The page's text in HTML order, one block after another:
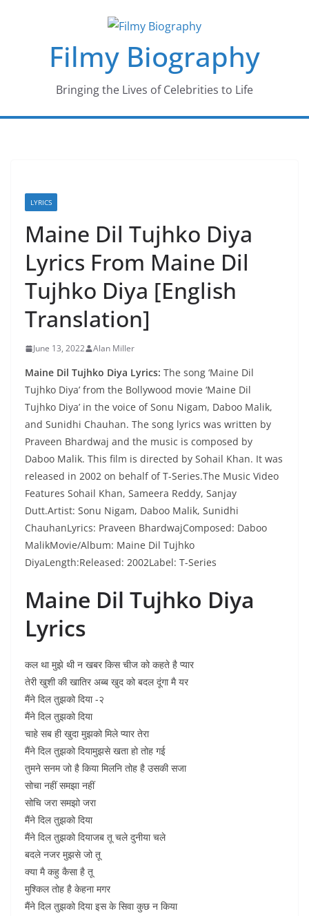
Filmy Biography
Bringing the Lives of Celebrities to Life
LYRICS
Maine Dil Tujhko Diya
Lyrics From Maine Dil
Tujhko Diya [English
Translation]
June 13, 2022 Alan Miller
Maine Dil Tujhko Diya Lyrics: The song ‘Maine Dil
Tujhko Diya’ from the Bollywood movie ‘Maine Dil
Tujhko Diya’ in the voice of Sonu Nigam, Daboo Malik,
and Sunidhi Chauhan. The song lyrics was written by
Praveen Bhardwaj and the music is composed by
Daboo Malik. This film is directed by Sohail Khan. It was
released in 2002 on behalf of T-Series.The Music Video
Features Sohail Khan, Sameera Reddy, Sanjay
Dutt.Artist: Sonu Nigam, Daboo Malik, Sunidhi
ChauhanLyrics: Praveen BhardwajComposed: Daboo
MalikMovie/Album: Maine Dil Tujhko
DiyaLength:Released: 2002Label: T-Series
Maine Dil Tujhko Diya
Lyrics
कल था मुझे थी न खबर किस चीज को कहते है प्यार
तेरी खुशी की खातिर अब्ब खुद को बदल दूंगा मै यर
मैंने दिल तुझको दिया -२
मैंने दिल तुझको दिया
चाहे सब ही खुदा मुझको मिले प्यार तेरा
मैंने दिल तुझको दियामुझसे खता हो तोह गई
तुमने सनम जो है किया मिलनि तोह है उसकी सजा
सोचा नहीं समझा नहीं
सोचि जरा समझो जरा
मैंने दिल तुझको दिया
मैंने दिल तुझको दियाजब तू चले दुनीया चले
बदले नजर मुझसे जो तू
क्या मै कहु कैसा है तू
मुश्किल तोह है केहना मगर
मैंने दिल तुझको दिया इस के सिवा कुछ न किया